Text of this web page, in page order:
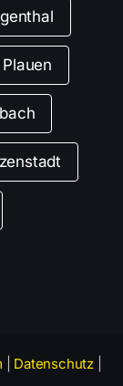
Plauen
Datenschutz